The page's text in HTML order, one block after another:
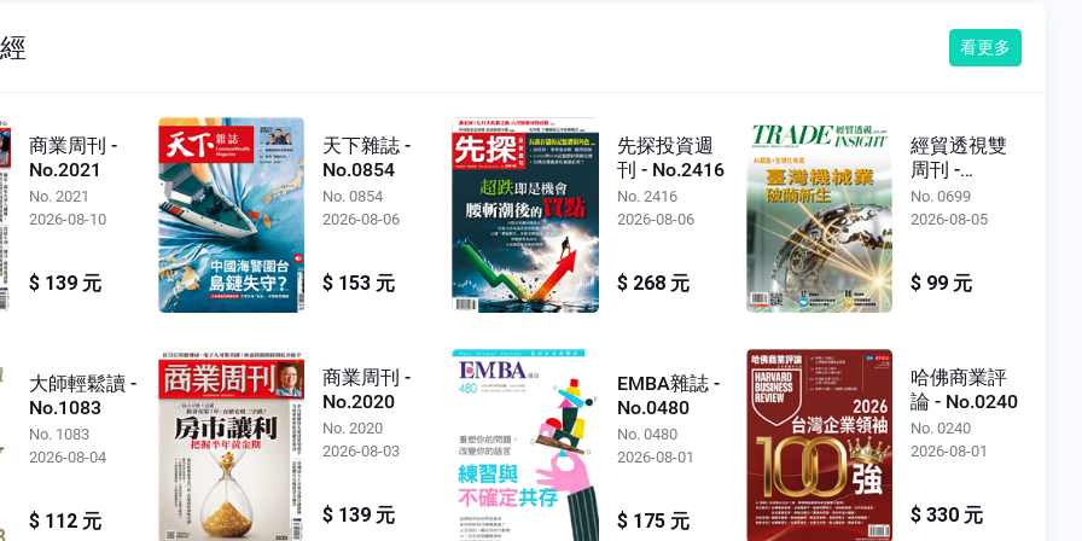
看更多
商業周刊 -
No.2021
No. 2021
2026-08-10
$ 139 元
天下雜誌 -
No.0854
No. 0854
2026-08-06
$ 153 元
先探投資週
刊 - No.2416
No. 2416
2026-08-06
$ 268 元
經貿透視雙
周刊 -
No.0699
No. 0699
2026-08-05
$ 99 元
大師輕鬆讀 -
No.1083
No. 1083
2026-08-04
$ 112 元
商業周刊 -
No.2020
No. 2020
2026-08-03
$ 139 元
EMBA雜誌 -
No.0480
No. 0480
2026-08-01
$ 175 元
哈佛商業評
論 - No.0240
No. 0240
2026-08-01
$ 330 元